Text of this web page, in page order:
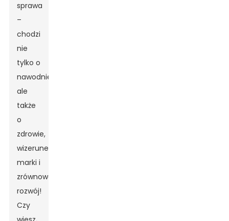
sprawa
–
chodzi
nie
tylko o
nawodnienie,
ale
także
o
zdrowie,
wizerunek
marki i
zrównoważony
rozwój!
Czy